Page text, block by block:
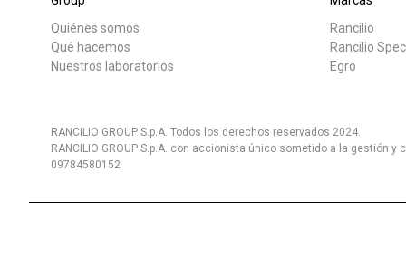
Quiénes somos
Qué hacemos
Nuestros laboratorios
Rancilio
Rancilio
Egro
RANCILIO GROUP S.p.A. Todos los derechos reservados 2024.
RANCILIO GROUP S.p.A. con accionista único sometido a la gestión y
09784580152